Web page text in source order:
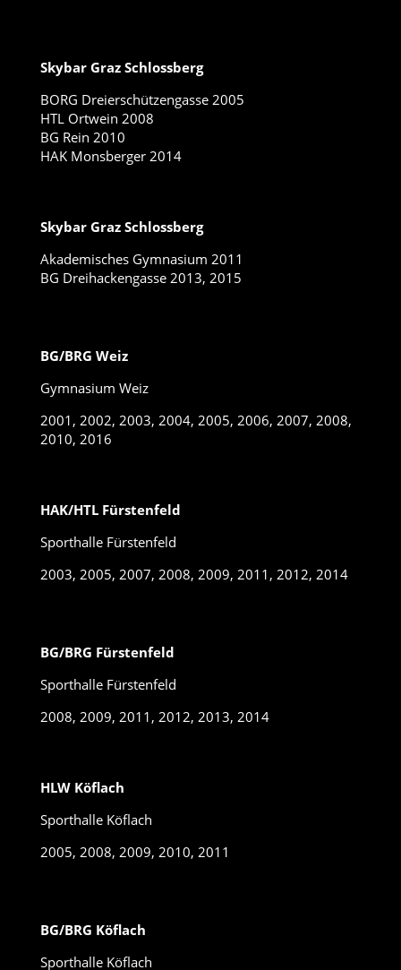
Skybar Graz Schlossberg
BORG Dreierschützengasse 2005
HTL Ortwein 2008
BG Rein 2010
HAK Monsberger 2014
Skybar Graz Schlossberg
Akademisches Gymnasium 2011
BG Dreihackengasse 2013, 2015
BG/BRG Weiz
Gymnasium Weiz
2001, 2002, 2003, 2004, 2005, 2006, 2007, 2008,
2010, 2016
HAK/HTL Fürstenfeld
Sporthalle Fürstenfeld
2003, 2005, 2007, 2008, 2009, 2011, 2012, 2014
BG/BRG Fürstenfeld
Sporthalle Fürstenfeld
2008, 2009, 2011, 2012, 2013, 2014
HLW Köflach
Sporthalle Köflach
2005, 2008, 2009, 2010, 2011
BG/BRG Köflach
Sporthalle Köflach